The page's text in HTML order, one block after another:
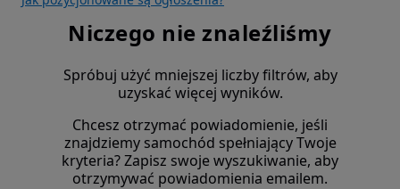
Niczego nie znaleźliśmy
Spróbuj użyć mniejszej liczby filtrów, aby
uzyskać więcej wyników.
Chcesz otrzymać powiadomienie, jeśli
znajdziemy samochód spełniający Twoje
kryteria? Zapisz swoje wyszukiwanie, aby
otrzymywać powiadomienia emailem.